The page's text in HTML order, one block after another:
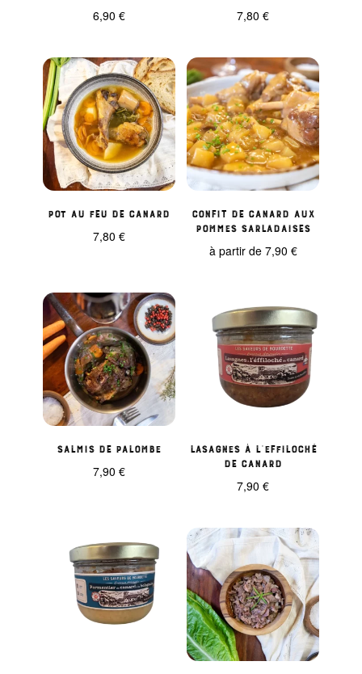
6,90 € 7,80€
Pot au feu de canard
7,80 €
Confit de canard aux
pommes sarladaises
à partir de 7,90 €
Salmis de palombe
7,90 €
Lasagnes à l’effiloché
de canard
7,90€